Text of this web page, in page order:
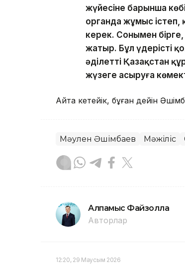
жүйесіне барынша
органда жұмыс істеп,
керек. Сонымен
жатыр. Бұл үдерісті
әділетті Қазақстан
жүзеге асыруға
Айта кетейік, бұған дейін
Мәулен Әшімбаев Мәжіліс
Алпамыс Файзолла
Авторлар
12:20, 29 Маусым 2026